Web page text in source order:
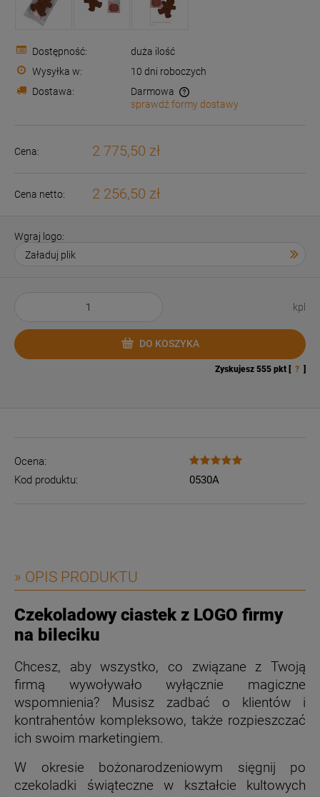
Dostępność:
duża ilość
Wysyłka w:
10 dni roboczych
Dostawa:
Darmowa
Cena nie zawiera ewentualnych kosztów płatności
sprawdź formy dostawy
Cena: 2 775,50 zł
Cena netto: 2 256,50 zł
Wgraj logo:
kpl
DO KOSZYKA
Zyskujesz 555 pkt [ ? ]
Ocena:
Kod produktu:
0530A
» OPIS PRODUKTU
Czekoladowy ciastek z LOGO firmy
na bileciku
Chcesz, aby wszystko, co związane z Twoją
firmą wywoływało wyłącznie magiczne
wspomnienia? Musisz zadbać o klientów i
kontrahentów kompleksowo, także rozpieszczać
ich swoim marketingiem.
W okresie bożonarodzeniowym sięgnij po
czekoladki świąteczne w kształcie kultowych